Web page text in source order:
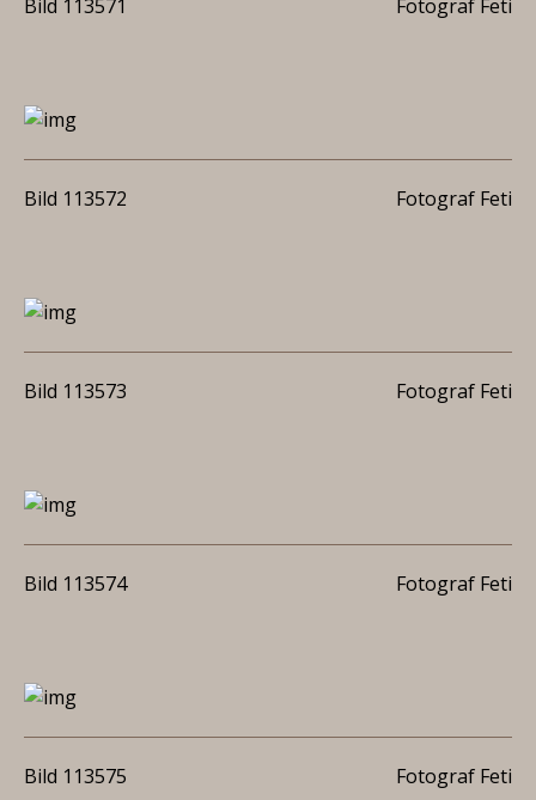
Bild 113571 Fotograf Feti
Bild 113572 Fotograf Feti
Bild 113573 Fotograf Feti
Bild 113574 Fotograf Feti
Bild 113575 Fotograf Feti